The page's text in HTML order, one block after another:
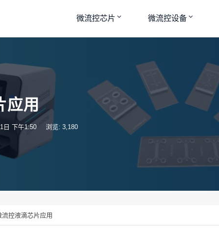
微流控芯片 微流控设备
应用
日 下午1:50 浏览: 3,180
流控液滴芯片应用